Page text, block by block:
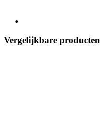
Vergelijkbare producten